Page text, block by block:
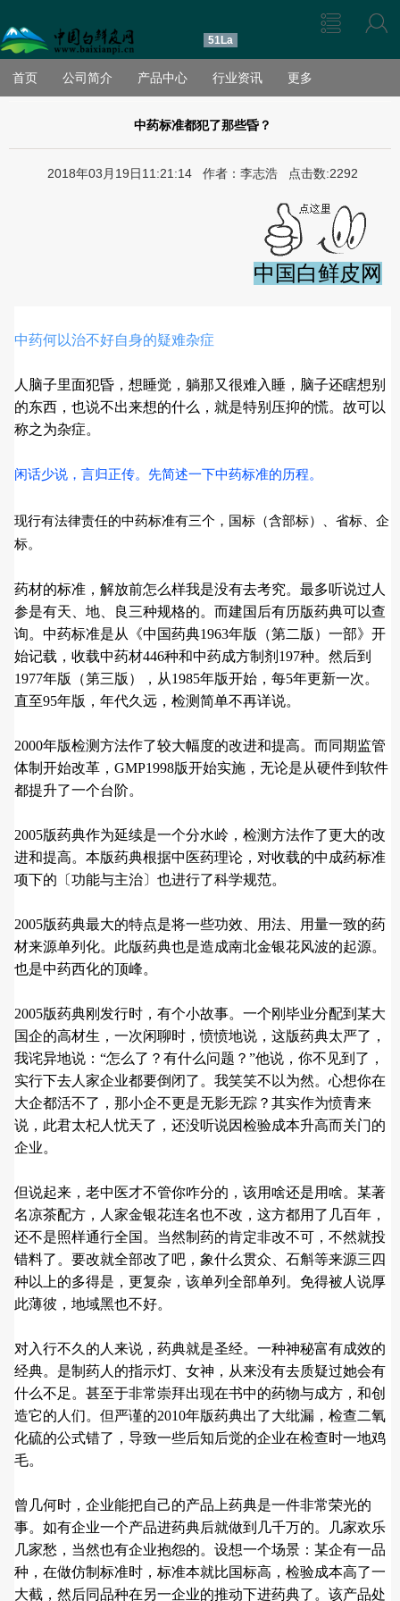
51La
首页 公司简介 产品中心 行业资讯 更多
中药标准都犯了那些昏？
2018年03月19日11:21:14 作者：李志浩 点击数:2292
中国白鲜皮网
中药何以治不好自身的疑难杂症
人脑子里面犯昏，想睡觉，躺那又很难入睡，脑子还瞎想别
的东西，也说不出来想的什么，就是特别压抑的慌。故可以
称之为杂症。
闲话少说，言归正传。先简述一下中药标准的历程。
现行有法律责任的中药标准有三个，国标（含部标）、省标、企
标。
药材的标准，解放前怎么样我是没有去考究。最多听说过人
参是有天、地、良三种规格的。而建国后有历版药典可以查
询。中药标准是从《中国药典1963年版（第二版）一部》开
始记载，收载中药材446种和中药成方制剂197种。然后到
1977年版（第三版），从1985年版开始，每5年更新一次。
直至95年版，年代久远，检测简单不再详说。
2000年版检测方法作了较大幅度的改进和提高。而同期监管
体制开始改革，GMP1998版开始实施，无论是从硬件到软件
都提升了一个台阶。
2005版药典作为延续是一个分水岭，检测方法作了更大的改
进和提高。本版药典根据中医药理论，对收载的中成药标准
项下的〔功能与主治〕也进行了科学规范。
2005版药典最大的特点是将一些功效、用法、用量一致的药
材来源单列化。此版药典也是造成南北金银花风波的起源。
也是中药西化的顶峰。
2005版药典刚发行时，有个小故事。一个刚毕业分配到某大
国企的高材生，一次闲聊时，愤愤地说，这版药典太严了，
我诧异地说：“怎么了？有什么问题？”他说，你不见到了，
实行下去人家企业都要倒闭了。我笑笑不以为然。心想你在
大企都活不了，那小企不更是无影无踪？其实作为愤青来
说，此君太杞人忧天了，还没听说因检验成本升高而关门的
企业。
但说起来，老中医才不管你咋分的，该用啥还是用啥。某著
名凉茶配方，人家金银花连名也不改，这方都用了几百年，
还不是照样通行全国。当然制药的肯定非改不可，不然就投
错料了。要改就全部改了吧，象什么贯众、石斛等来源三四
种以上的多得是，更复杂，该单列全部单列。免得被人说厚
此薄彼，地域黑也不好。
对入行不久的人来说，药典就是圣经。一种神秘富有成效的
经典。是制药人的指示灯、女神，从来没有去质疑过她会有
什么不足。甚至于非常崇拜出现在书中的药物与成方，和创
造它的人们。但严谨的2010年版药典出了大纰漏，检查二氧
化硫的公式错了，导致一些后知后觉的企业在检查时一地鸡
毛。
曾几何时，企业能把自己的产品上药典是一件非常荣光的
事。如有企业一个产品进药典后就做到几千万的。几家欢乐
几家愁，当然也有企业抱怨的。设想一个场景：某企有一品
种，在做仿制标准时，标准本就比国标高，检验成本高了一
大截，然后同品种在另一企业的推动下进药典了。该产品处